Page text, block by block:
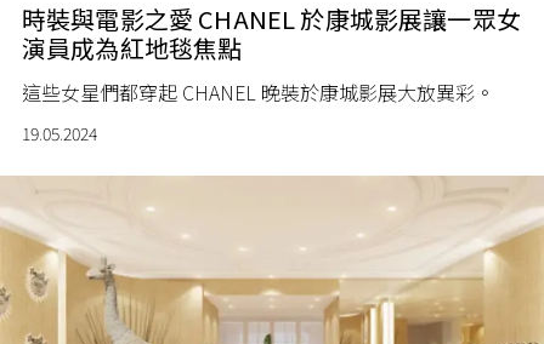
時裝與電影之愛 CHANEL 於康城影展讓一眾女
演員成為紅地毯焦點
這些女星們都穿起 CHANEL 晚裝於康城影展大放異彩。
19.05.2024